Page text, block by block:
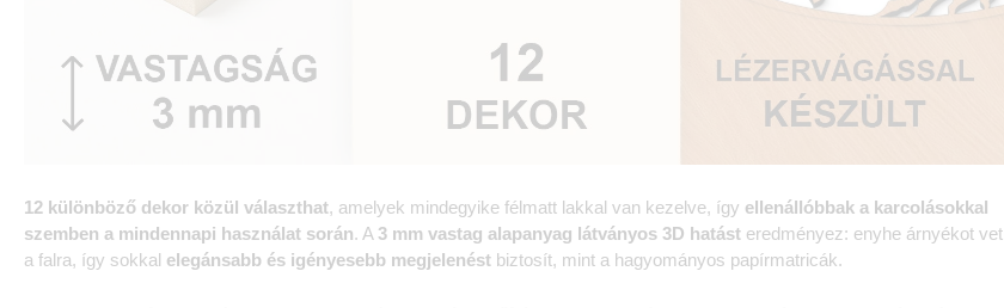
12 különböző dekor közül választhat, amelyek mindegyike félmatt lakkal van kezelve, így ellenállóbbak a karcolásokkal
szemben a mindennapi használat során. A 3 mm vastag alapanyag látványos 3D hatást eredményez: enyhe árnyékot vet
a falra, így sokkal elegánsabb és igényesebb megjelenést biztosít, mint a hagyományos papírmatricák.